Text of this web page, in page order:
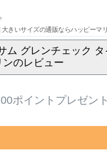
きいサイズの通販ならハッピーマ
ム グレンチェック
のレビュー
ポイントプレゼント